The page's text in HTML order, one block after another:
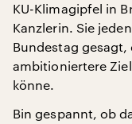
KU-Klimagipfel in
Kanzlerin. Sie
Bundestag gesagt,
ambitioniertere
könne.
Bin gespannt, ob